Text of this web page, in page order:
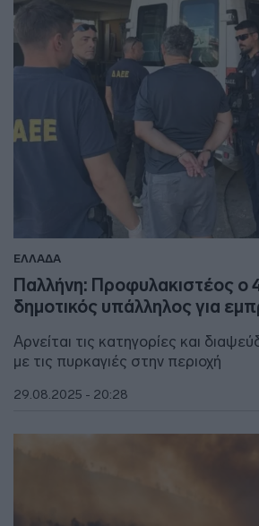
ΕΛΛΑΔΑ
Παλλήνη: Προφυλακιστέος ο
δημοτικός υπάλληλος για
Αρνείται τις κατηγορίες και
με τις πυρκαγιές στην περιοχή
29.08.2025 - 20:28